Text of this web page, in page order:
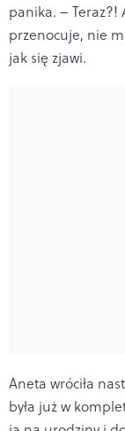
panika. –
przenocuje, nie
jak się zjawi.
Aneta wróciła
była już w